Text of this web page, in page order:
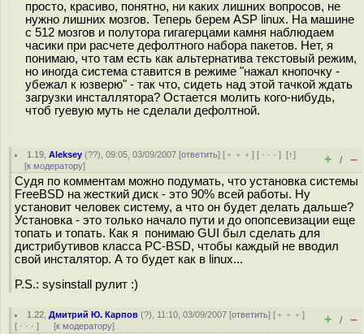
просто, красиво, понятно, ни каких лишних вопросов, не
нужно лишних мозгов. Теперь берем ASP linux. На машине
с 512 мозгов и полутора гигагерцами камня наблюдаем
часики при расчете дефолтного набора пакетов. Нет, я
понимаю, что там есть как альтернатива текстовый режим,
но иногда система ставится в режиме "нажал кнопочку -
убежал к юзверю" - так что, сидеть над этой тачкой ждать
загрузки инсталлятора? Остается молить кого-нибудь,
чтоб гуевую муть не сделали дефолтной.
1.19 ,Aleksey (??), 09:05, 03/09/2007 [ответить] [ ﹢﹢﹢] [ · · ·][↑]
[к модератору] + / –
Судя по комментам можно подумать, что установка системы
FreeBSD на жесткий диск - это 90% всей работы. Ну
установит человек систему, а что он будет делать дальше?
Установка - это только начало пути и до опопсевизации еще
топать и топать. Как я понимаю GUI был сделать для
дистрибутивов класса PC-BSD, чтобы каждый не вводил
свой инсталятор. А то будет как в linux...
P.S.: sysinstall рулит :)
1.22 ,Дмитрий Ю. Карпов (?), 11:10, 03/09/2007 [ответить] [ ﹢﹢﹢]
[ · · · ] [к модератору] + / –